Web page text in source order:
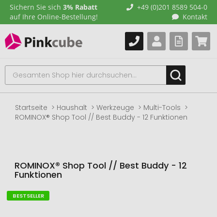
Sichern Sie sich 3% Rabatt
auf Ihre Online-Bestellung!
+49 (0)201 8589 504-0
Kontakt
Startseite Haushalt Werkzeuge
Multi-Tools
ROMINOX® Shop Tool // Best Buddy - 12 Funktionen
ROMINOX® Shop Tool // Best Buddy - 12
Funktionen
Zum
BESTSELLER